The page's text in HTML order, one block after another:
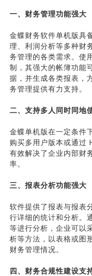
一、财务管理功能强大
金蝶财务软件单机版具
理、利润分析等多种财
务管理的各类需求。使
制，其强大的帐簿功能
据，并生成各类报表，
务管理提供有力支持。
二、支持多人同时同地
金蝶单机版在一定条件
购买多用户版本或通过
有效解决了企业内部财
率。
三、报表分析功能强大
软件提供了报表与报表
行详细的统计和分析。
等进行分析，企业可以
析等方法，以表格或图
财务管理情况。
四、财务合规性建设支